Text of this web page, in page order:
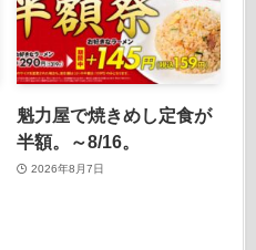
魁力屋で焼きめし定食が
半額。～8/16。
2026年8月7日